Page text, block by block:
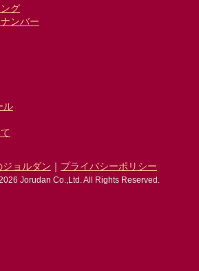
グ
ンバー
ル
ョルダン ｜ プライバシーポリシー
Jorudan Co.,Ltd. All Rights Reserved.